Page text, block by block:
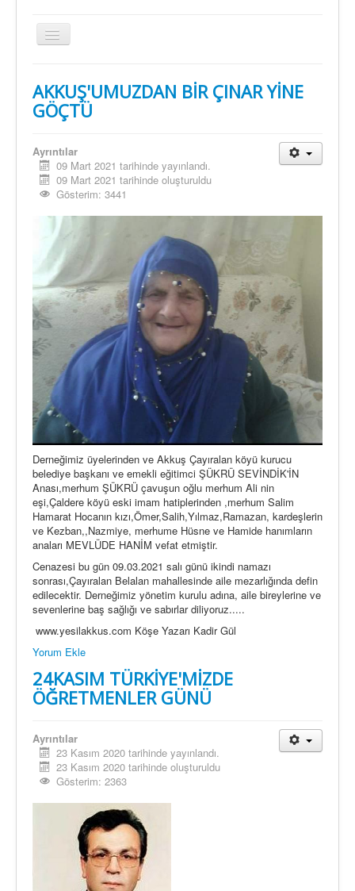
Gezinme
geçişini
AKKUŞ'UMUZDAN BİR ÇINAR YİNE
GÖÇTÜ
Ayrıntılar
09 Mart 2021 tarihinde yayınlandı.
09 Mart 2021 tarihinde oluşturuldu
Gösterim: 3441
Derneğimiz üyelerinden ve Akkuş Çayıralan köyü kurucu
belediye başkanı ve emekli eğitimci ŞÜKRÜ SEVİNDİK'İN
Anası,merhum ŞÜKRÜ çavuşun oğlu merhum Ali nin
eşi,Çaldere köyü eski imam hatiplerinden ,merhum Salim
Hamarat Hocanın kızı,Ömer,Salih,Yılmaz,Ramazan, kardeşlerin
ve Kezban,,Nazmiye, merhume Hüsne ve Hamide hanımların
anaları MEVLÜDE HANİM vefat etmiştir.
Cenazesi bu gün 09.03.2021 salı günü ikindi namazı
sonrası,Çayıralan Belalan mahallesinde aile mezarlığında defin
edilecektir. Derneğimiz yönetim kurulu adına, aile bireylerine ve
sevenlerine baş sağlığı ve sabırlar diliyoruz.....
www.yesilakkus.com Köşe Yazarı Kadir Gül
Yorum Ekle
24KASIM TÜRKİYE'MİZDE
ÖĞRETMENLER GÜNÜ
Ayrıntılar
23 Kasım 2020 tarihinde yayınlandı.
23 Kasım 2020 tarihinde oluşturuldu
Gösterim: 2363